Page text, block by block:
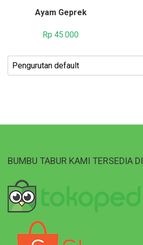
Ayam Geprek
Rp 45.000
BUMBU TABUR KAMI TERSEDIA DI